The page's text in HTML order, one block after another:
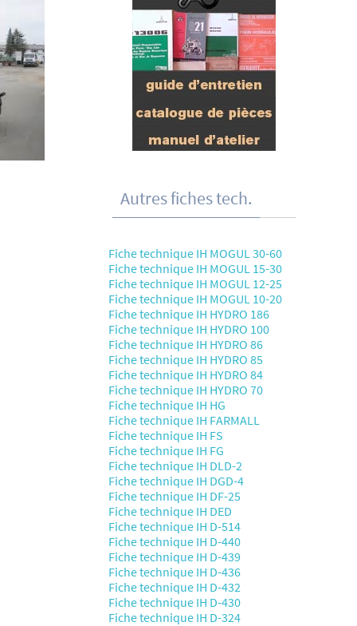
Autres fiches tech.
Fiche technique IH MOGUL 30-60
Fiche technique IH MOGUL 15-30
Fiche technique IH MOGUL 12-25
Fiche technique IH MOGUL 10-20
Fiche technique IH HYDRO 186
Fiche technique IH HYDRO 100
Fiche technique IH HYDRO 86
Fiche technique IH HYDRO 85
Fiche technique IH HYDRO 84
Fiche technique IH HYDRO 70
Fiche technique IH HG
Fiche technique IH FARMALL
Fiche technique IH FS
Fiche technique IH FG
Fiche technique IH DLD-2
Fiche technique IH DGD-4
Fiche technique IH DF-25
Fiche technique IH DED
Fiche technique IH D-514
Fiche technique IH D-440
Fiche technique IH D-439
Fiche technique IH D-436
Fiche technique IH D-432
Fiche technique IH D-430
Fiche technique IH D-324